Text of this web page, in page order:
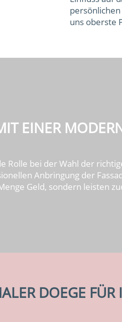
uns oberste
EINER
Rolle bei der Wahl der
Anbringung der
Geld, sondern leisten
DOEGE FÜR